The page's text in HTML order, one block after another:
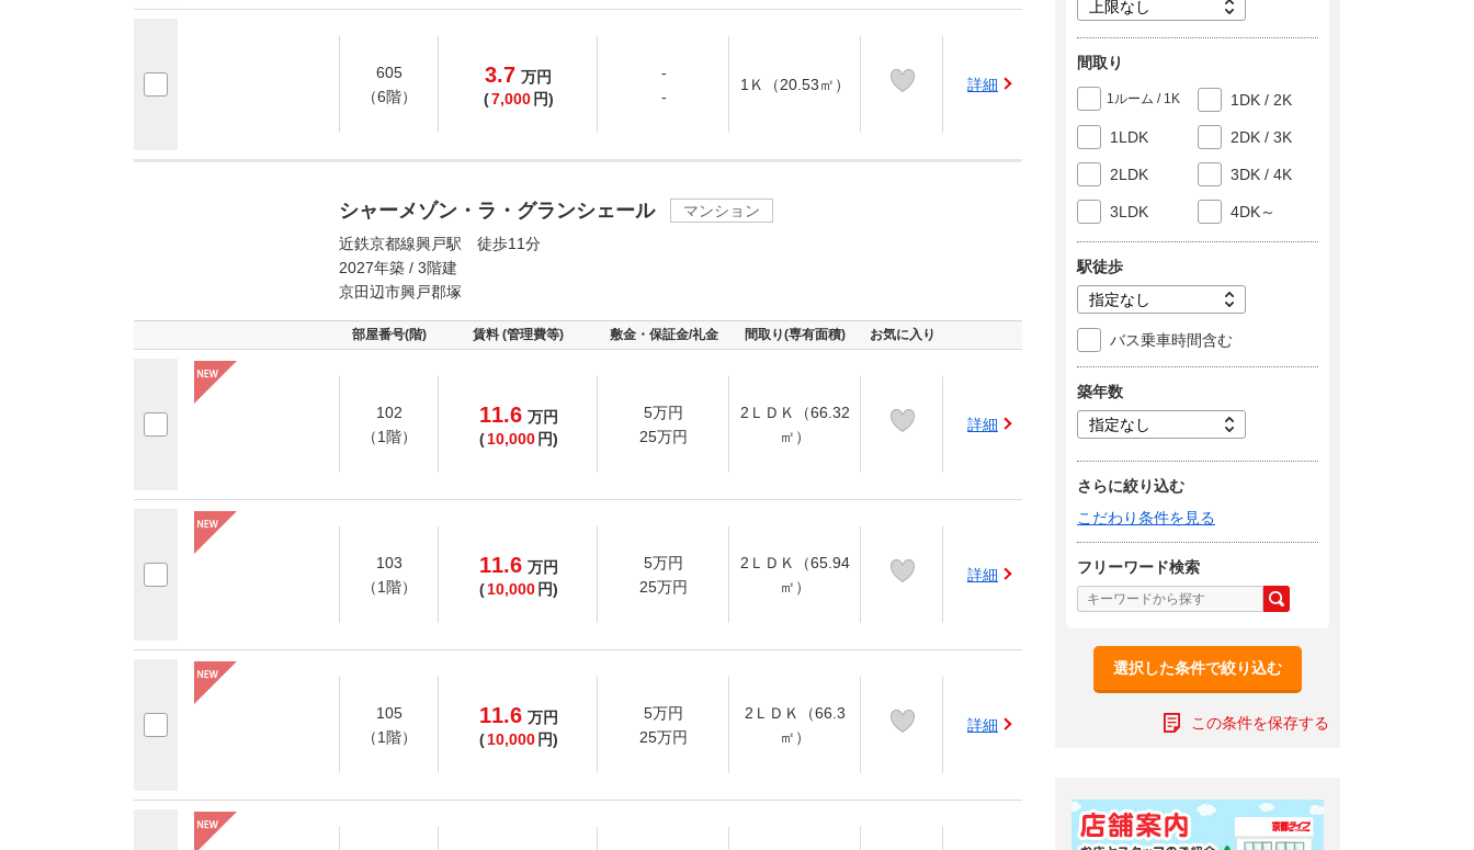
605
（6階）
3.7 万円
(7,000 円)
-
-
1Ｋ（20.53㎡） 詳細
シャーメゾン・ラ・グランシェール
マンション
近鉄京都線興戸駅 徒歩11分
2027年築 / 3階建
京田辺市興戸郡塚
部屋番号(階) 賃料 (管理費等) 敷金・保証金/礼金 間取り(専有面積) お気に入り
102
（1階）
11.6 万円
( 10,000 円)
5万円
25万円
2ＬＤＫ（66.32
㎡）
詳細
103
（1階）
11.6 万円
( 10,000 円)
5万円
25万円
2ＬＤＫ（65.94
㎡）
詳細
105
（1階）
11.6 万円
( 10,000 円)
5万円
25万円
2ＬＤＫ（66.3
㎡）
詳細
間取り
1ルーム / 1K 1DK / 2K
1LDK 2DK / 3K
2LDK 3DK / 4K
3LDK 4DK～
駅徒歩
バス乗車時間含む
築年数
さらに絞り込む
こだわり条件を見る
フリーワード検索
選択した条件で絞り込む
この条件を保存する